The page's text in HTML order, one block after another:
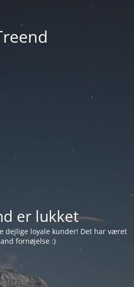
er lukket
dejlige loyale kunder! Det har været
fornøjelse :)